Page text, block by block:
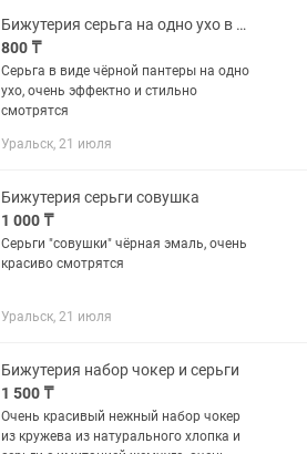
Бижутерия серьга на одно ухо в виде чёрной пантеры
800 ₸
Серьга в виде чёрной пантеры на одно
ухо, очень эффектно и стильно
смотрятся
Уральск, 21 июля
Бижутерия серьги совушка
1 000 ₸
Серьги "совушки" чёрная эмаль, очень
красиво смотрятся
Уральск, 21 июля
Бижутерия набор чокер и серьги
1 500 ₸
Очень красивый нежный набор чокер
из кружева из натурального хлопка и